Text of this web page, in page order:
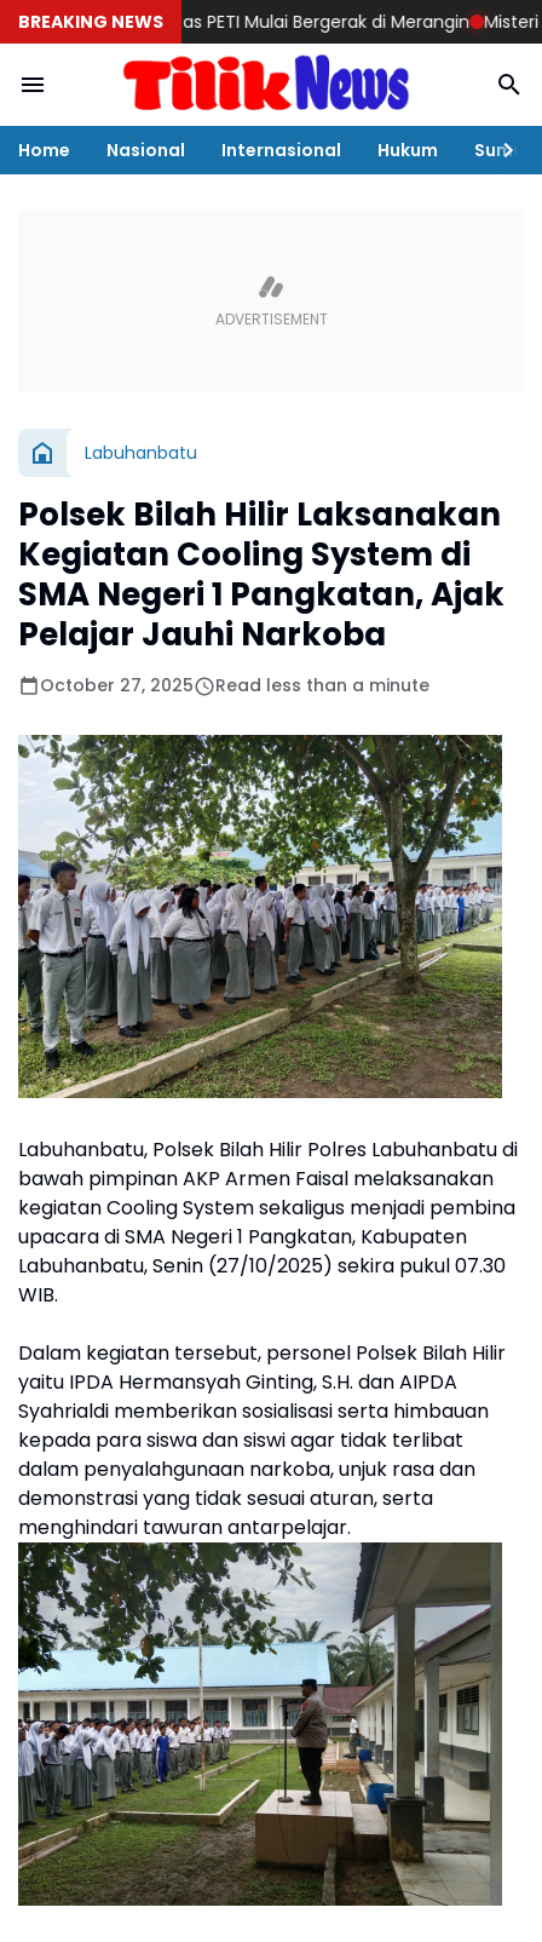
BREAKING NEWS
Berantas PETI Mulai Bergerak di Merangin Misteri Aktivitas
Home Nasional Internasional Hukum Sumut
Labuhanbatu
Polsek Bilah Hilir Laksanakan
Kegiatan Cooling System di
SMA Negeri 1 Pangkatan, Ajak
Pelajar Jauhi Narkoba
October 27, 2025 Read less than a minute
Labuhanbatu, Polsek Bilah Hilir Polres Labuhanbatu di
bawah pimpinan AKP Armen Faisal melaksanakan
kegiatan Cooling System sekaligus menjadi pembina
upacara di SMA Negeri 1 Pangkatan, Kabupaten
Labuhanbatu, Senin (27/10/2025) sekira pukul 07.30
WIB.
Dalam kegiatan tersebut, personel Polsek Bilah Hilir
yaitu IPDA Hermansyah Ginting, S.H. dan AIPDA
Syahrialdi memberikan sosialisasi serta himbauan
kepada para siswa dan siswi agar tidak terlibat
dalam penyalahgunaan narkoba, unjuk rasa dan
demonstrasi yang tidak sesuai aturan, serta
menghindari tawuran antarpelajar.